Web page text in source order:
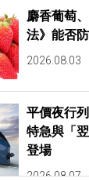
麝香葡萄
法》能否
2026.08.03
平價夜行
特急與「
登場
2026.08.07